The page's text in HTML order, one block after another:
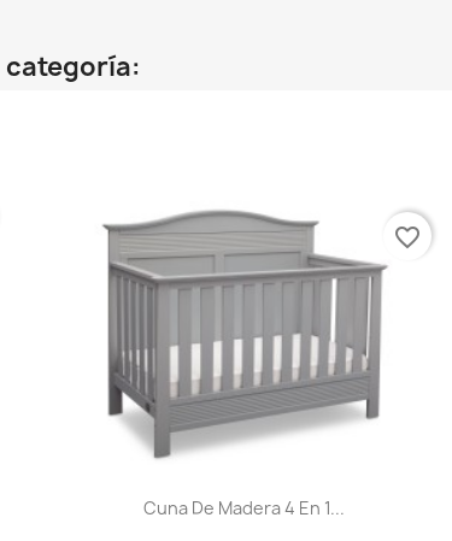
categoría:
Cuna De Madera 4 En 1...
favorite_border